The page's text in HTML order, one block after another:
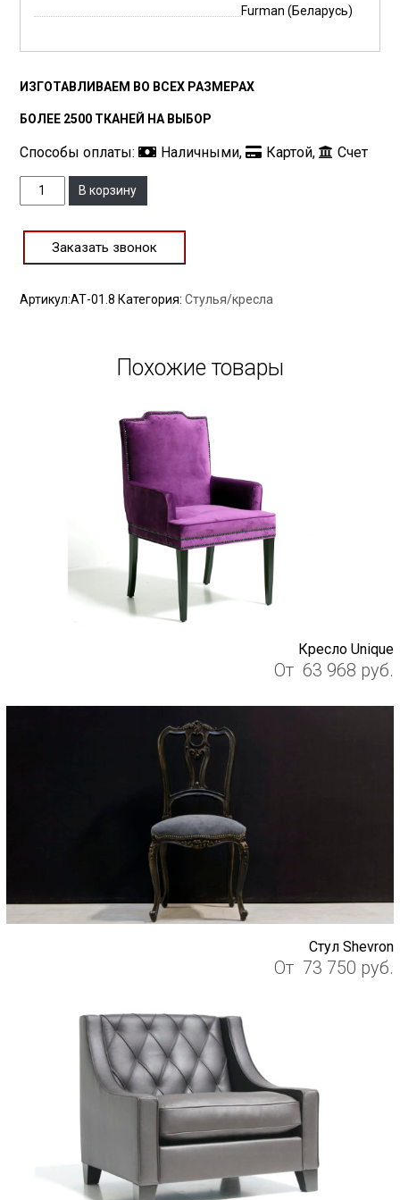
Furman (Беларусь)
ИЗГОТАВЛИВАЕМ ВО ВСЕХ РАЗМЕРАХ
БОЛЕЕ 2500 ТКАНЕЙ НА ВЫБОР
Способы оплаты: Наличными, Картой, Счет
КоличествоВ корзину
Заказать звонок
Артикул:АТ-01.8 Категория: Стулья/кресла
Похожие товары
Кресло Unique
От 63 968 руб.
Стул Shevron
От 73 750 руб.